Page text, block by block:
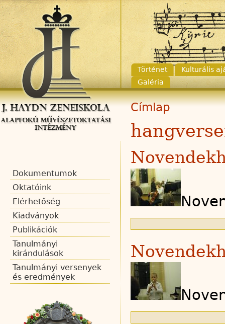
Történet
Kulturális
Galéria
Címlap
Dokumentumok
Oktatóink
Elérhetőség
Kiadványok
Publikációk
Tanulmányi
kirándulások
Tanulmányi versenyek
és eredmények